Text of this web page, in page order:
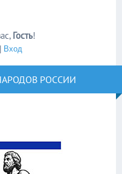
, Гость!
Вход
РОССИИ